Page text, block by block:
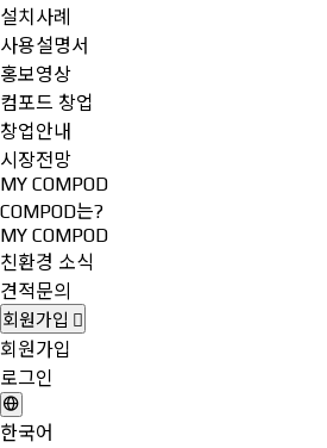
설치사례
사용설명서
홍보영상
컴포드 창업
창업안내
시장전망
MY COMPOD
COMPOD는?
MY COMPOD
친환경 소식
견적문의
회원가입
회원가입
로그인
한국어